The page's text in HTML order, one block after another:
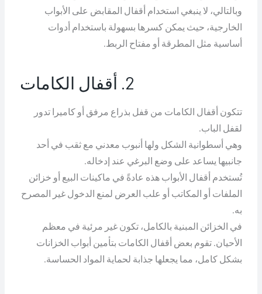
وبالتالي، لا ينبغي استخدام أقفال المقابض على الأبواب
الخارجية، حيث يمكن كسرها بسهولة باستخدام أدوات
أساسية مثل المطرقة أو مفتاح الربط.
2. أقفال الكامات
تتكون أقفال الكامات من قفل بذراع مرفق أو كاميرا تدور
لقفل الباب.
وهي أسطوانية الشكل ولها أنبوب معدني مع ثقب في أحد
جانبيها يساعد على وضع البرغي عند إدخاله.
تُستخدم أقفال الأبواب هذه عادةً في ماكينات البيع أو خزائن
الملفات أو المكاتب أو علب العرض لمنع الدخول غير المصرح
به.
في الخزائن المبنية بالكامل، تكون غير مرئية في معظم
الأحيان. تقوم بعض أقفال الكامات بتأمين أبواب الخزانات
بشكل كامل، مما يجعلها جذابة لحماية المواد الحساسة.